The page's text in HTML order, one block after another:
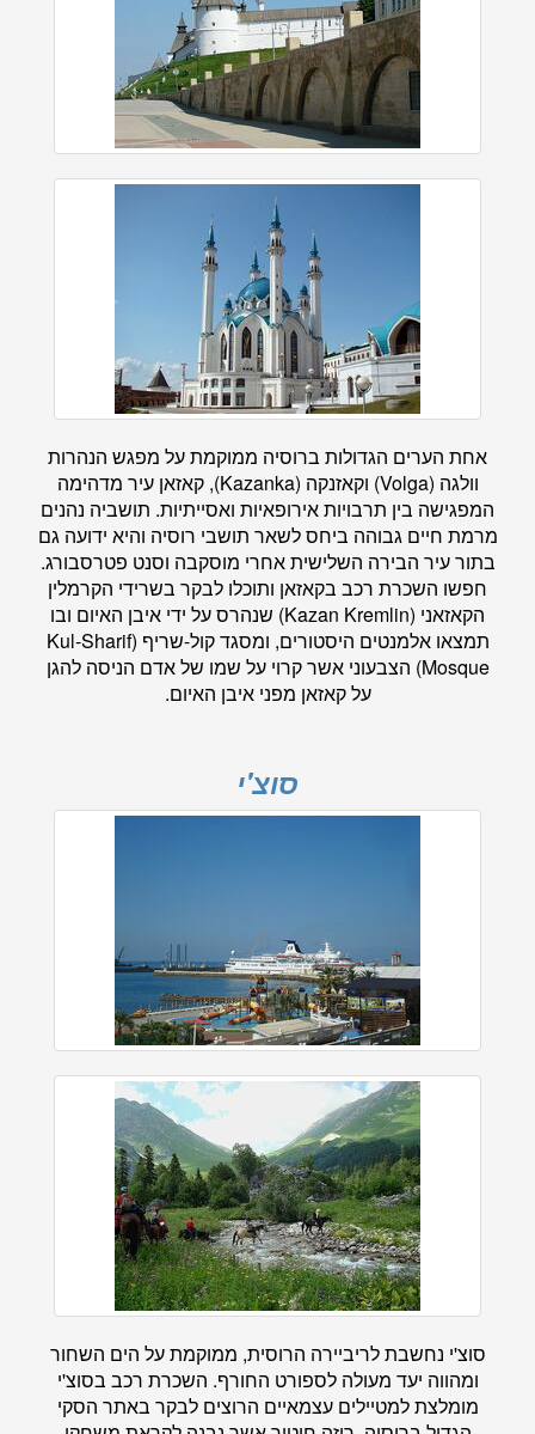
אחת הערים הגדולות ברוסיה ממוקמת על מפגש הנהרות
וולגה (Volga) וקאזנקה (Kazanka), קאזאן עיר מדהימה
המפגישה בין תרבויות אירופאיות ואסייתיות. תושביה נהנים
מרמת חיים גבוהה ביחס לשאר תושבי רוסיה והיא ידועה גם
בתור עיר הבירה השלישית אחרי מוסקבה וסנט פטרסבורג.
חפשו השכרת רכב בקאזאן ותוכלו לבקר בשרידי הקרמלין
הקאזאני (Kazan Kremlin) שנהרס על ידי איבן האיום ובו
תמצאו אלמנטים היסטורים, ומסגד קול-שריף (Kul-Sharif
Mosque) הצבעוני אשר קרוי על שמו של אדם הניסה להגן
על קאזאן מפני איבן האיום.
סוצ'י
סוצ'י נחשבת לריביירה הרוסית, ממוקמת על הים השחור
ומהווה יעד מעולה לספורט החורף. השכרת רכב בסוצ'י
מומלצת למטיילים עצמאיים הרוצים לבקר באתר הסקי